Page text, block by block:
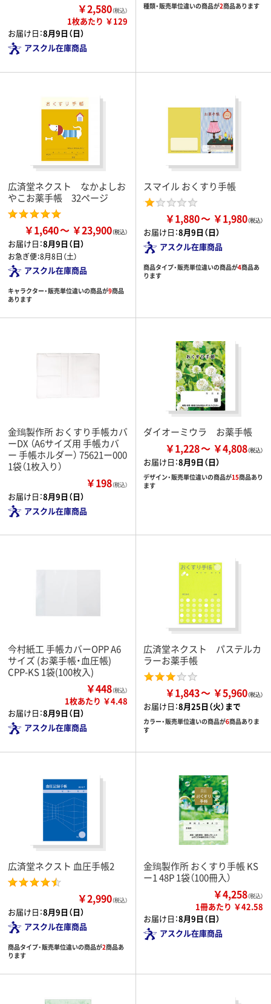
￥2,580（税込）
1枚あたり ￥129
お届け日：8月9日（日）
アスクル在庫商品
種類・販売単位違いの商品が2商品あります
広済堂ネクスト なかよしお
やこお薬手帳 32ページ
￥1,640 ￥23,900
お届け日：8月9日（日）
お急ぎ便：8月8日（土）
アスクル在庫商品
キャラクター・販売単位違いの商品が9商品
あります
スマイル おくすり手帳
￥1,880 ￥1,980
お届け日：8月9日（日）
アスクル在庫商品
商品タイプ・販売単位違いの商品が4商品あ
ります
金鵄製作所 おくすり手帳カバ
ーDX （A6サイズ用 手帳カバ
ー 手帳ホルダー） 75621ー000
1袋（1枚入り）
￥198（税込）
お届け日：8月9日（日）
アスクル在庫商品
ダイオーミウラ お薬手帳
￥1,228 ￥4,808
お届け日：8月9日（日）
デザイン・販売単位違いの商品が15商品あり
ます
今村紙工 手帳カバーOPP A6
サイズ (お薬手帳・血圧帳)
CPP-KS 1袋(100枚入)
￥448（税込）
1枚あたり ￥4.48
お届け日：8月9日（日）
アスクル在庫商品
広済堂ネクスト パステルカ
ラーお薬手帳
￥1,843 ￥5,960
お届け日：8月25日（火）まで
カラー・販売単位違いの商品が6商品ありま
す
広済堂ネクスト 血圧手帳2
￥2,990（税込）
お届け日：8月9日（日）
アスクル在庫商品
商品タイプ・販売単位違いの商品が2商品あ
ります
金鵄製作所 おくすり手帳 KS
ー1 48P 1袋（100冊入）
￥4,258（税込）
1冊あたり ￥42.58
お届け日：8月9日（日）
アスクル在庫商品